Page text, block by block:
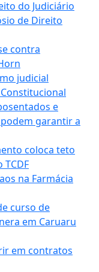
do Judiciário
de Direito
contra
judicial
e
garantir a
coloca teto
TCDF
na Farmácia
curso de
em Caruaru
em contratos